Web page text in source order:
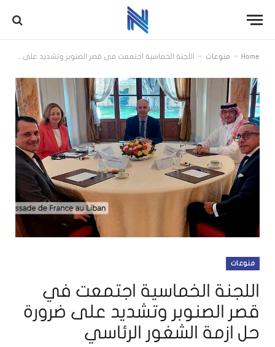
Home
- منوعات - اللجنة الخماسية اجتمعت في قصر الصنوبر وتشديد على ضرورة حل ازمة الشغور الرئاسي
منوعات
اللجنة الخماسية اجتمعت في
قصر الصنوبر وتشديد على ضرورة
حل ازمة الشغور الرئاسي